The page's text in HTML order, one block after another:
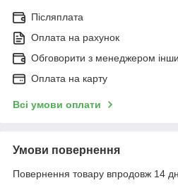
Післяплата
Оплата на рахунок
Обговорити з менеджером
Оплата на карту
Всі умови оплати
Умови повернення
Повернення товару впродовж 14